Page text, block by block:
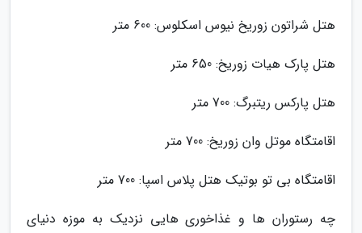
هتل شراتون زوریخ نیوس اسکلوس: 600 متر
هتل پارک هیات زوریخ: 650 متر
هتل پارکس ریتبرگ: 700 متر
اقامتگاه موتل وان زوریخ: 700 متر
اقامتگاه بی تو بوتیک هتل پلاس اسپا: 700 متر
چه رستوران ها و غذاخوری هایی نزدیک به موزه دنیای